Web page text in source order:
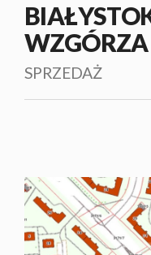
WZGÓRZA
SPRZEDAŻ